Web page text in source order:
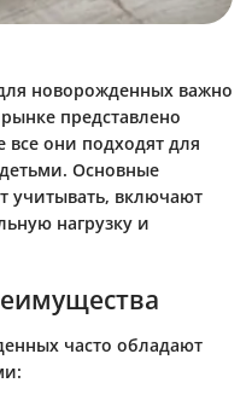
новорожденных важно
представлено
они подходят для
Основные
учитывать, включают
нагрузку и
часто обладают